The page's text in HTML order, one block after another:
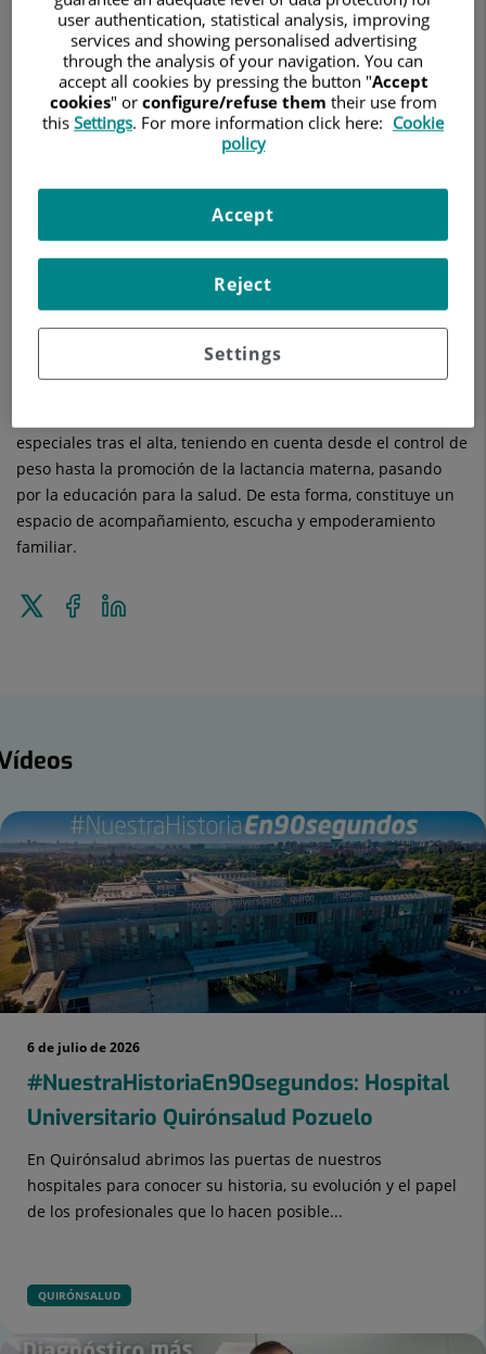
HOSPITAL UNIVERSITARIO INFANTA ELENA
En el Día Mundial de la Seguridad del Paciente, el Hospital
Universitario Infanta Elena destaca el papel esencial de la
Consulta de Enfermería de Neonatos. Esta es un pilar
recién nacido y su familia tras el alta hospitalaria. Así, nació
especiales tras el alta, teniendo en cuenta desde el control de
peso hasta la promoción de la lactancia materna, pasando
por la educación para la salud. De esta forma, constituye un
espacio de acompañamiento, escucha y empoderamiento
familiar.
Enviar
Compartir
en
6 de julio de 2026
#NuestraHistoriaEn90segundos: Hospital
Universitario Quirónsalud Pozuelo
En Quirónsalud abrimos las puertas de nuestros
hospitales para conocer su historia, su evolución y el papel
de los profesionales que lo hacen posible...
QUIRÓNSALUD
user authentication, statistical analysis, improving
services and showing personalised advertising
through the analysis of your navigation. You can
accept all cookies by pressing the button "Accept
cookies" or configure/refuse them their use from
this Settings. For more information click here: Cookie
policy
Settings
Reject
Accept